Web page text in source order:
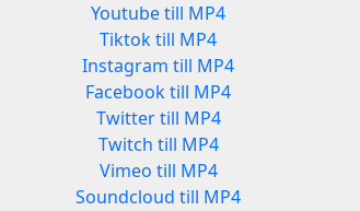
Youtube till MP4
Tiktok till MP4
Instagram till MP4
Facebook till MP4
Twitter till MP4
Twitch till MP4
Vimeo till MP4
Soundcloud till MP4